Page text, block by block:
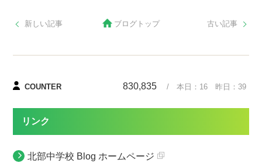
新しい記事 古い記事
ブログトップ
COUNTER 830,835 / 本日： 16昨日： 39
リンク
北部中学校 Blog ホームページ